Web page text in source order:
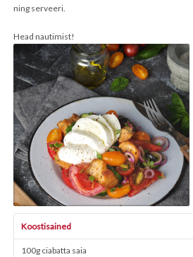
ning serveeri.
Head nautimist!
Koostisained
100g ciabatta saia